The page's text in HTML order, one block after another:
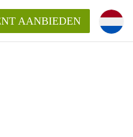
AANBIEDEN